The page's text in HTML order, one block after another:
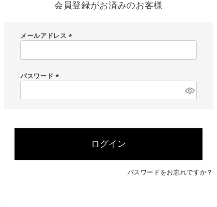
会員登録がお済みのお客様
メールアドレス
パスワード
ログイン
パスワードをお忘れですか？